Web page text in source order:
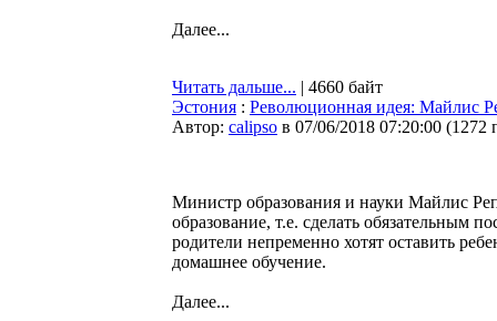
Далее...
Читать дальше... | 4660 байт
Эстония : Революционная идея: Майлис
Автор: calipso в 07/06/2018 07:20:00 (1272
Министр образования и науки Майлис
образование, т.е. сделать обязательным
родители непременно хотят оставить
домашнее обучение.
Далее...